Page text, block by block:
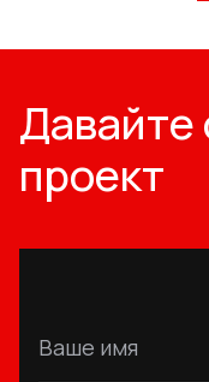
Давайте
проект
Ваше имя